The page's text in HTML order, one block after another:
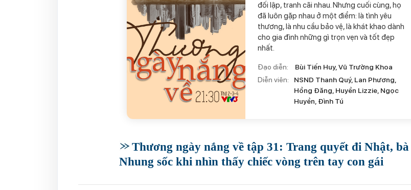
đối lập, tranh cãi nhau. Nhưng cuối cùng, họ
đã luôn gặp nhau ở một điểm: là tình yêu
thương, là nhu cầu bảo vệ, là khát khao dành
cho gia đình những gì trọn vẹn và tốt đẹp
nhất.
Đạo diễn:
Bùi Tiến Huy, Vũ Trường Khoa
Diễn viên:
NSND Thanh Quý, Lan Phương,
Hồng Đăng, Huyền Lizzie, Ngọc
Huyền, Đình Tú
Thương ngày nắng về tập 31: Trang quyết đi Nhật, bà
Nhung sốc khi nhìn thấy chiếc vòng trên tay con gái